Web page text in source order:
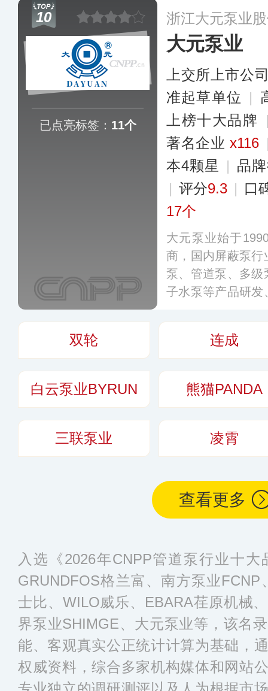
10
已点亮标签： 11个
浙江大元泵业
大元泵业
上交所上市公
准起草单位
|
上榜十大品牌
著名企业 x116
本4颗星
| 品
| 评分9.3 | 口
17个
大元泵业始于
商，国内屏蔽泵
泵、管道泵、多
子水泵等产品研
于农业排灌、生
双轮 连成
白云泵业BYRUN 熊猫PANDA
三联泵业 凌霄
查看更多
入选《2026年CNPP管道泵行业十
GRUNDFOS格兰富、南方泵业FCNP
士比、WILO威乐、EBARA荏原机械
界泵业SHIMGE、大元泵业等，该名
能、客观真实公正统计计算为基础，
权威资料，综合多家机构媒体和网站